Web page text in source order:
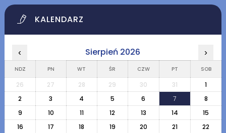
KALENDARZ
‹ Sierpień 2026 ›
NDZ PN WT ŚR CZW PT SOB
26 27 28 29 30 31
1
2
3 4 5 6 7
8
9
10 11 12 13 14
15
16
17 18 19 20 21
22